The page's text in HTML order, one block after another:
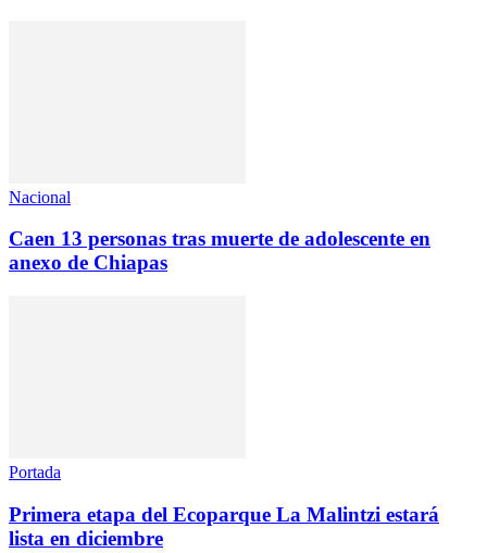
Nacional
Caen 13 personas tras muerte de adolescente en
anexo de Chiapas
Portada
Primera etapa del Ecoparque La Malintzi estará
lista en diciembre